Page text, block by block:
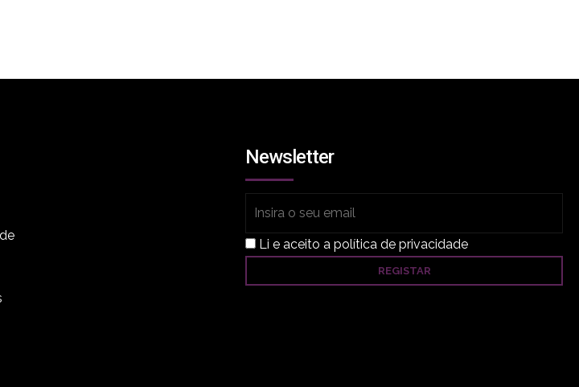
directora do Mental, Ana Pinto Coelho,
curtas metragens, Francisco Costa,
Newsletter
Li e aceito a política de privacidade